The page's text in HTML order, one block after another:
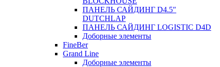
ПАНЕЛЬ САЙДИНГ D4.5″
DUTCHLAP
ПАНЕЛЬ САЙДИНГ LOGISTIC D4D
Доборные элементы
FineBer
Grand Line
Доборные элементы